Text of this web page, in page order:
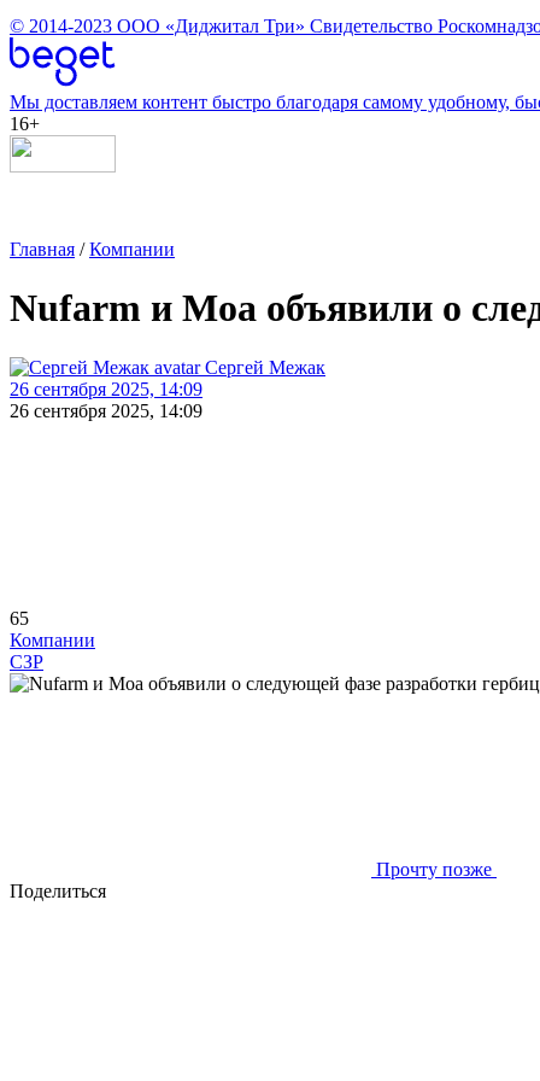
© 2014-2023 ООО «Диджитал Три» Свидетельство
Мы доставляем контент быстро благодаря самому удобному,
16+
Главная /Компании
Nufarm и Moa объявили о
Сергей Межак
26 сентября 2025, 14:09
26 сентября 2025, 14:09
65
Компании
СЗР
Прочту позже
Поделиться